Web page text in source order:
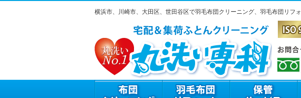
横浜市、川崎市、大田区、世田谷区で羽毛布団クリーニング、羽毛布団リフ